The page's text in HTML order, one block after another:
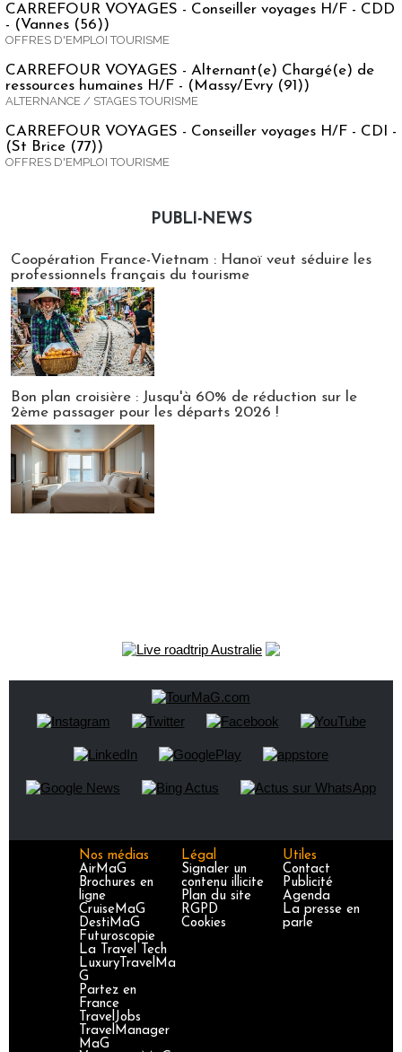
CARREFOUR VOYAGES - Conseiller voyages H/F - CDD
- (Vannes (56))
OFFRES D'EMPLOI TOURISME
CARREFOUR VOYAGES - Alternant(e) Chargé(e) de
ressources humaines H/F - (Massy/Evry (91))
ALTERNANCE / STAGES TOURISME
CARREFOUR VOYAGES - Conseiller voyages H/F - CDI -
(St Brice (77))
OFFRES D'EMPLOI TOURISME
PUBLI-NEWS
Coopération France-Vietnam : Hanoï veut séduire les
professionnels français du tourisme
Bon plan croisière : Jusqu'à 60% de réduction sur le
2ème passager pour les départs 2026 !
Nos médias
AirMaG
Brochures en
ligne
CruiseMaG
DestiMaG
Futuroscopie
La Travel Tech
LuxuryTravelMa
G
Partez en
France
TravelJobs
TravelManager
MaG
Légal
Signaler un
contenu illicite
Plan du site
RGPD
Cookies
Utiles
Contact
Publicité
Agenda
La presse en
parle